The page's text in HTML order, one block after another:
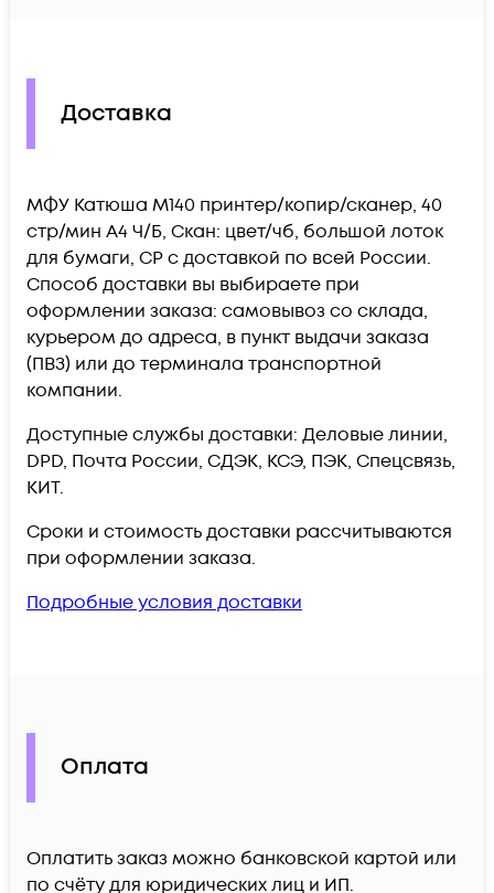
Доставка
МФУ Катюша M140 принтер/копир/сканер, 40
стр/мин А4 Ч/Б, Скан: цвет/чб, большой лоток
для бумаги, CP c доставкой по всей России.
Способ доставки вы выбираете при
оформлении заказа: самовывоз со склада,
курьером до адреса, в пункт выдачи заказа
(ПВЗ) или до терминала транспортной
компании.
Доступные службы доставки: Деловые линии,
DPD, Почта России, СДЭК, КСЭ, ПЭК, Спецсвязь,
КИТ.
Сроки и стоимость доставки рассчитываются
при оформлении заказа.
Подробные условия доставки
Оплата
Оплатить заказ можно банковской картой или
по счёту для юридических лиц и ИП.